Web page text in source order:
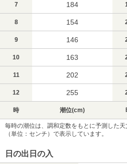
7 184
8 154
9 146
10 163
11 202
12 255
時 潮位(cm)
毎時の潮位は、調和定数をもとに予測した
（単位：センチ）で表示しています。
日の出日の入